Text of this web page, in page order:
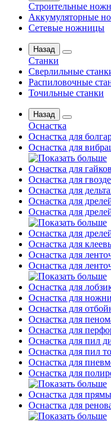
Строительные
Аккумуляторные
Сетевые ножницы
Назад
Станки
Сверлильные
Распиловочные
Точильные станки
Назад
Оснастка
Оснастка для
Оснастка для
Оснастка для
Оснастка для
Оснастка для
Оснастка для
Оснастка для
Оснастка для
Оснастка для
Оснастка для
Оснастка для
Оснастка для
Оснастка для
Оснастка для
Оснастка для
Оснастка для
Оснастка для пил
Оснастка для пил
Оснастка для
Оснастка для
Оснастка для
Оснастка для